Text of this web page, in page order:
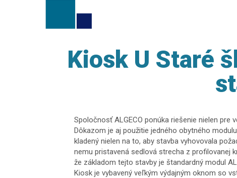
Kiosk U Staré
Spoločnosť ALGECO ponúka riešenie nielen
Dôkazom je aj použitie jedného obytného
kladený nielen na to, aby stavba vyhovovala
nemu pristavená sedlová strecha z profilovanej
že základom tejto stavby je štandardný modul
Kiosk je vybavený veľkým výdajným oknom so